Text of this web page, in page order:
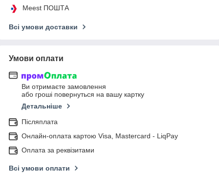
Meest ПОШТА
Всі умови доставки
Умови оплати
Ви отримаєте замовлення
або гроші повернуться на вашу картку
Детальніше
Післяплата
Онлайн-оплата картою Visa, Mastercard - LiqPay
Оплата за реквізитами
Всі умови оплати